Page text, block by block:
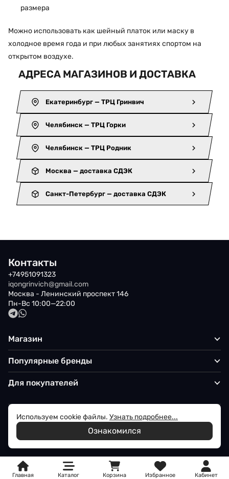
размера
Можно использовать как шейный платок или маску в
холодное время года и при любых занятиях спортом на
открытом воздухе.
АДРЕСА МАГАЗИНОВ И ДОСТАВКА
Екатеринбург — ТРЦ Гринвич
Челябинск — ТРЦ Горки
Челябинск — ТРЦ Родник
Москва — доставка СДЭК
Санкт-Петербург — доставка СДЭК
Главная Каталог Корзина Избранное Кабинет
Контакты
+74951091323
iqongrinvich@gmail.com
Москва - Ленинский проспект 146
Пн-Вс 10:00—22:00
Магазин
Популярные бренды
Для покупателей
© 2026 Iqon - Магазин вашего стиля
Политика обработки персональных данных
Используем cookie файлы. Узнать подробнее...
Ознакомился